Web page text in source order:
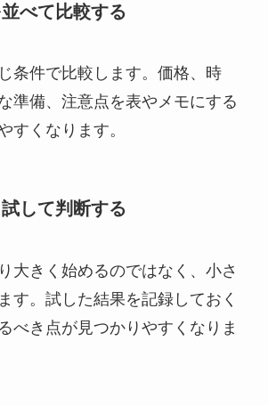
べて比較する
条件で比較します。価格、時
準備、注意点を表やメモにする
すくなります。
して判断する
大きく始めるのではなく、小さ
す。試した結果を記録しておく
べき点が見つかりやすくなりま